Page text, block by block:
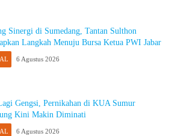
Sinergi di Sumedang, Tantan Sulthon
Langkah Menuju Bursa Ketua PWI Jabar
6 Agustus 2026
Gengsi, Pernikahan di KUA Sumur
Kini Makin Diminati
6 Agustus 2026